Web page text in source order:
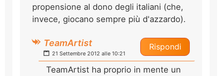
propensione al dono degli italiani (che,
invece, giocano sempre più d'azzardo).
Rispondi
TeamArtist
21 Settembre 2012 alle 10:21
TeamArtist ha proprio in mente un